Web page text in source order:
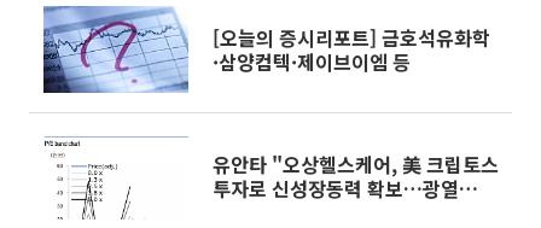
[오늘의 증시리포트] 금호석유화학
·삼양컴텍·제이브이엠 등
유안타 "오상헬스케어, 美 크립토스
투자로 신성장동력 확보…광열